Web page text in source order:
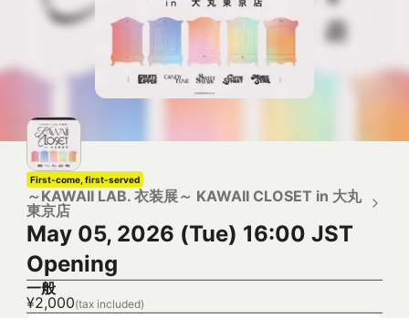
First-come, first-served
～KAWAII LAB. 衣装展～ KAWAII CLOSET in 大丸
東京店
May 05, 2026 (Tue) 16:00 JST
Opening
一般
¥2,000(tax included)